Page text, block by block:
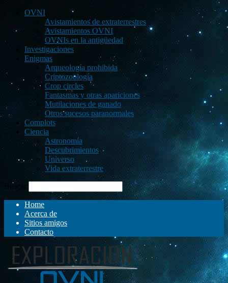
OVNI
Avistamientos de extraterrestres
Avistamientos OVNI
OVNIs en la antigüedad
Investigaciones
Enigmas
Arqueología prohibida
Criptozoología
Crop circles
Fantasmas y otras apariciones
Mutilaciones de ganado
Otros sucesos paranormales
Complots
Ciencia
Astronomía
Descubrimientos
Universo
Vida extraterrestre
Buscar
Home
Acerca de
Sitios amigos
Contacto